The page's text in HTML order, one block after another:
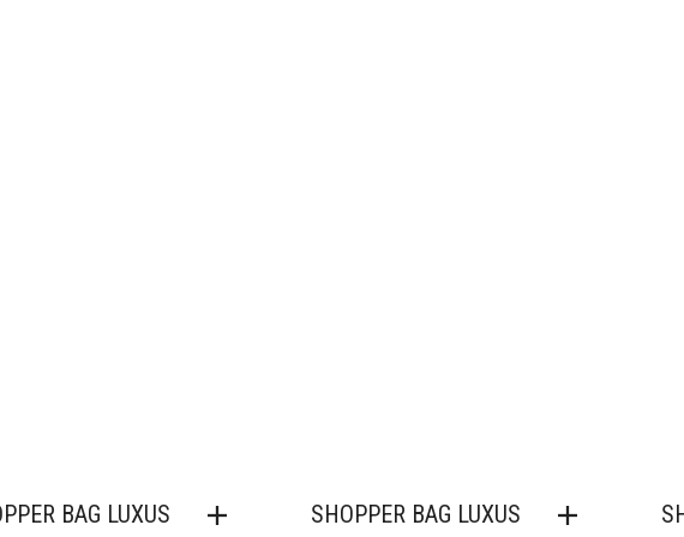
BAG LUXUS SHOPPER BAG LUXUS